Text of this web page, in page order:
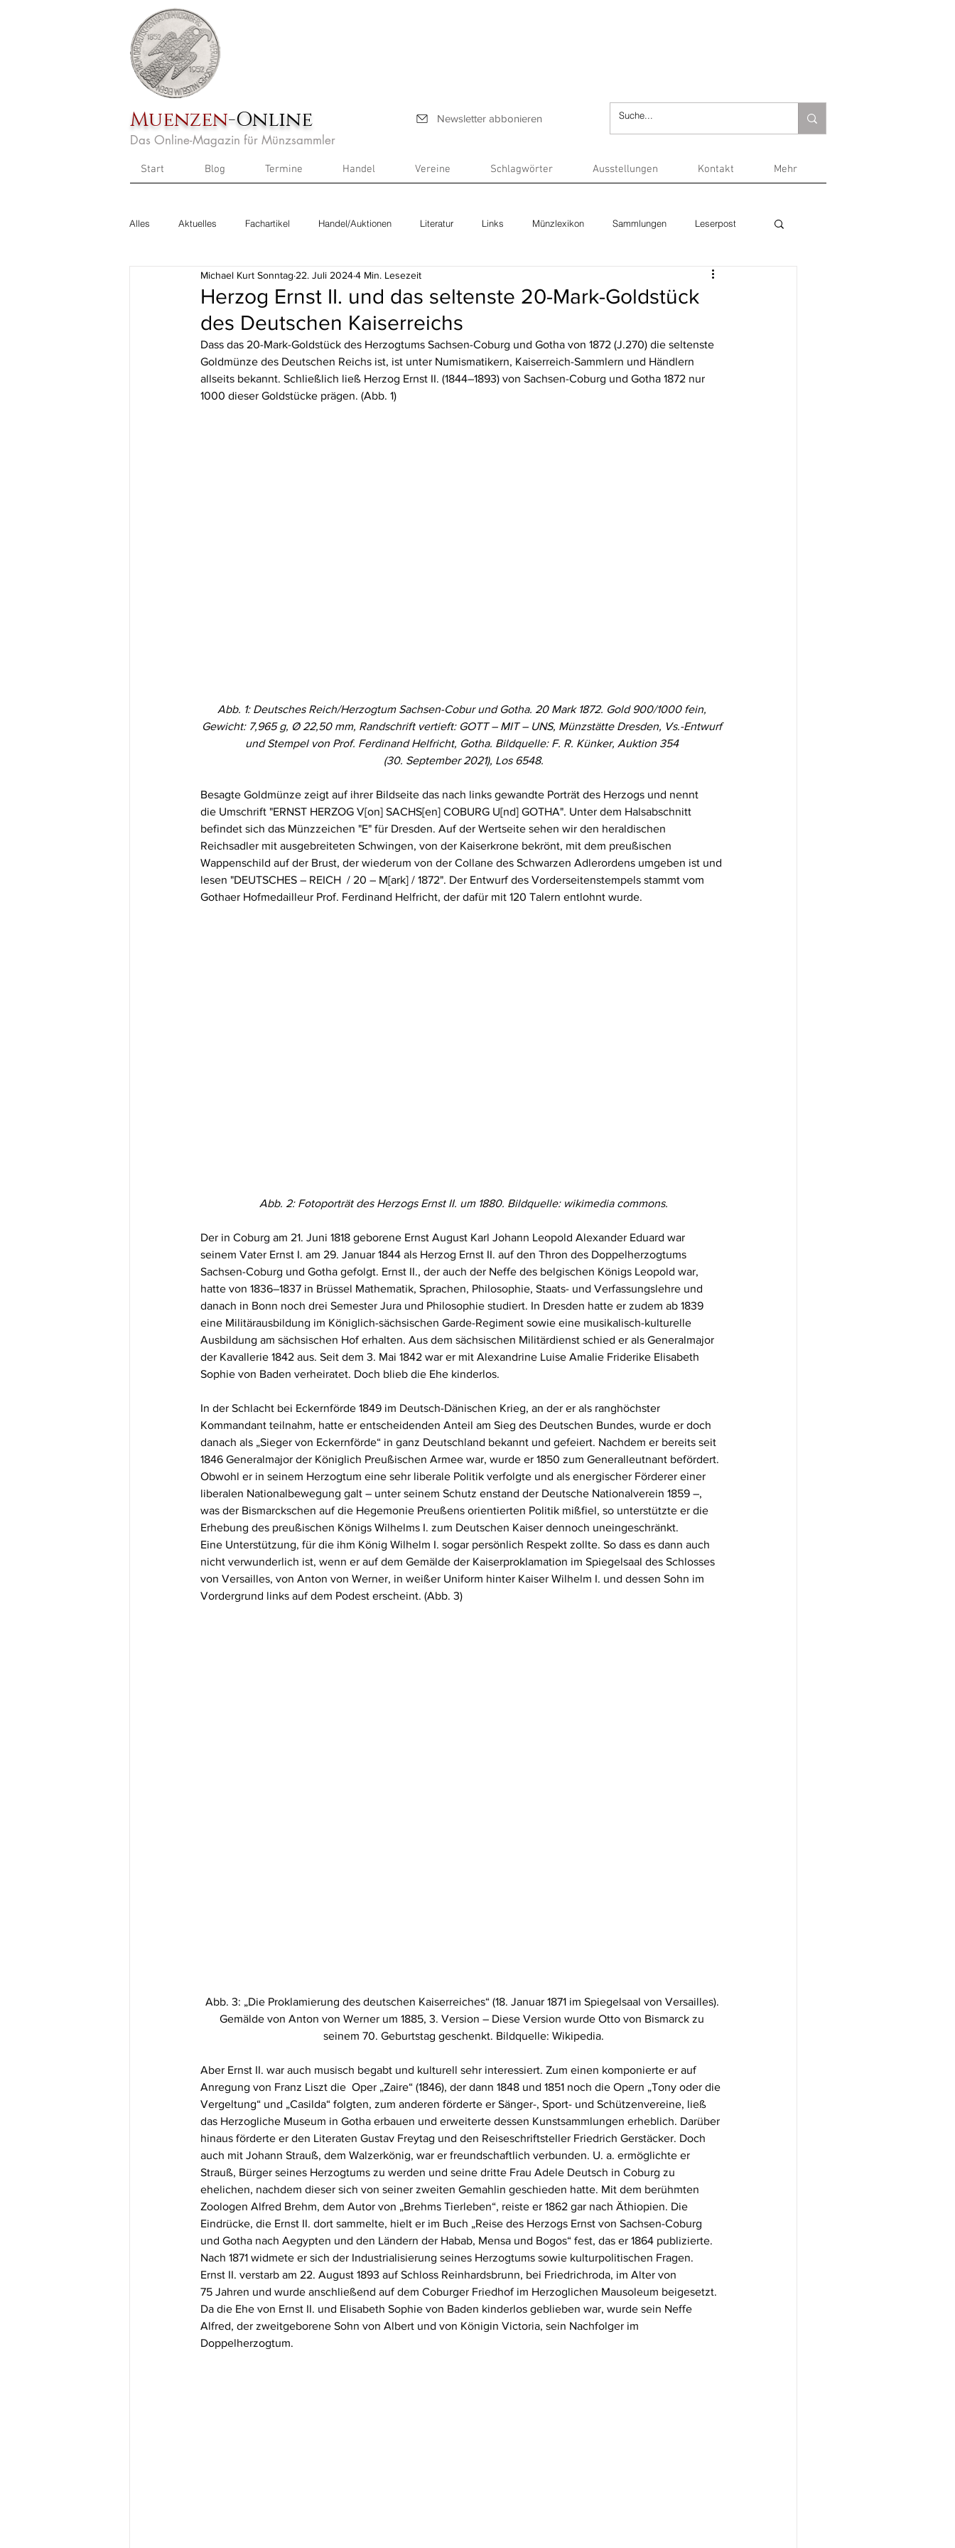
Muenzen-Online Newsletter abbonieren
Das Online-Magazin für Münzsammler
Start Blog Termine Handel Vereine Schlagwörter Ausstellungen Kontakt Mehr
Alles Aktuelles Fachartikel Handel/Auktionen Literatur Links Münzlexikon Sammlungen Leserpost
Herzog Ernst II. und das seltenste 20-Mark-Goldstück
des Deutschen Kaiserreichs
Michael Kurt Sonntag 22. Juli 20244 Min. Lesezeit
Dass das 20-Mark-Goldstück des Herzogtums Sachsen-Coburg und Gotha von 1872 (J.270) die seltenste
Goldmünze des Deutschen Reichs ist, ist unter Numismatikern, Kaiserreich-Sammlern und Händlern
allseits bekannt. Schließlich ließ Herzog Ernst II. (1844–1893) von Sachsen-Coburg und Gotha 1872 nur
1000 dieser Goldstücke prägen. (Abb. 1)
Abb. 1: Deutsches Reich/Herzogtum Sachsen-Cobur und Gotha. 20 Mark 1872. Gold 900/1000 fein,
Gewicht: 7,965 g, Ø 22,50 mm, Randschrift vertieft: GOTT – MIT – UNS, Münzstätte Dresden, Vs.-Entwurf
und Stempel von Prof. Ferdinand Helfricht, Gotha. Bildquelle: F. R. Künker, Auktion 354
(30. September 2021), Los 6548.
Besagte Goldmünze zeigt auf ihrer Bildseite das nach links gewandte Porträt des Herzogs und nennt
die Umschrift "ERNST HERZOG V[on] SACHS[en] COBURG U[nd] GOTHA". Unter dem Halsabschnitt
befindet sich das Münzzeichen "E" für Dresden. Auf der Wertseite sehen wir den heraldischen
Reichsadler mit ausgebreiteten Schwingen, von der Kaiserkrone bekrönt, mit dem preußischen
Wappenschild auf der Brust, der wiederum von der Collane des Schwarzen Adlerordens umgeben ist und
lesen "DEUTSCHES – REICH  / 20 – M[ark] / 1872". Der Entwurf des Vorderseitenstempels stammt vom
Gothaer Hofmedailleur Prof. Ferdinand Helfricht, der dafür mit 120 Talern entlohnt wurde.
Abb. 2: Fotoporträt des Herzogs Ernst II. um 1880. Bildquelle: wikimedia commons.
Der in Coburg am 21. Juni 1818 geborene Ernst August Karl Johann Leopold Alexander Eduard war
seinem Vater Ernst I. am 29. Januar 1844 als Herzog Ernst II. auf den Thron des Doppelherzogtums
Sachsen-Coburg und Gotha gefolgt. Ernst II., der auch der Neffe des belgischen Königs Leopold war,
hatte von 1836–1837 in Brüssel Mathematik, Sprachen, Philosophie, Staats- und Verfassungslehre und
danach in Bonn noch drei Semester Jura und Philosophie studiert. In Dresden hatte er zudem ab 1839
eine Militärausbildung im Königlich-sächsischen Garde-Regiment sowie eine musikalisch-kulturelle
Ausbildung am sächsischen Hof erhalten. Aus dem sächsischen Militärdienst schied er als Generalmajor
der Kavallerie 1842 aus. Seit dem 3. Mai 1842 war er mit Alexandrine Luise Amalie Friderike Elisabeth
Sophie von Baden verheiratet. Doch blieb die Ehe kinderlos.
In der Schlacht bei Eckernförde 1849 im Deutsch-Dänischen Krieg, an der er als ranghöchster
Kommandant teilnahm, hatte er entscheidenden Anteil am Sieg des Deutschen Bundes, wurde er doch
danach als „Sieger von Eckernförde“ in ganz Deutschland bekannt und gefeiert. Nachdem er bereits seit
1846 Generalmajor der Königlich Preußischen Armee war, wurde er 1850 zum Generalleutnant befördert.
Obwohl er in seinem Herzogtum eine sehr liberale Politik verfolgte und als energischer Förderer einer
liberalen Nationalbewegung galt – unter seinem Schutz enstand der Deutsche Nationalverein 1859 –,
was der Bismarckschen auf die Hegemonie Preußens orientierten Politik mißfiel, so unterstützte er die
Erhebung des preußischen Königs Wilhelms I. zum Deutschen Kaiser dennoch uneingeschränkt.
Eine Unterstützung, für die ihm König Wilhelm I. sogar persönlich Respekt zollte. So dass es dann auch
nicht verwunderlich ist, wenn er auf dem Gemälde der Kaiserproklamation im Spiegelsaal des Schlosses
von Versailles, von Anton von Werner, in weißer Uniform hinter Kaiser Wilhelm I. und dessen Sohn im
Vordergrund links auf dem Podest erscheint. (Abb. 3)
Abb. 3: „Die Proklamierung des deutschen Kaiserreiches“ (18. Januar 1871 im Spiegelsaal von Versailles).
Gemälde von Anton von Werner um 1885, 3. Version – Diese Version wurde Otto von Bismarck zu
seinem 70. Geburtstag geschenkt. Bildquelle: Wikipedia.
Aber Ernst II. war auch musisch begabt und kulturell sehr interessiert. Zum einen komponierte er auf
Anregung von Franz Liszt die  Oper „Zaire“ (1846), der dann 1848 und 1851 noch die Opern „Tony oder die
Vergeltung“ und „Casilda“ folgten, zum anderen förderte er Sänger-, Sport- und Schützenvereine, ließ
das Herzogliche Museum in Gotha erbauen und erweiterte dessen Kunstsammlungen erheblich. Darüber
hinaus förderte er den Literaten Gustav Freytag und den Reiseschriftsteller Friedrich Gerstäcker. Doch
auch mit Johann Strauß, dem Walzerkönig, war er freundschaftlich verbunden. U. a. ermöglichte er
Strauß, Bürger seines Herzogtums zu werden und seine dritte Frau Adele Deutsch in Coburg zu
ehelichen, nachdem dieser sich von seiner zweiten Gemahlin geschieden hatte. Mit dem berühmten
Zoologen Alfred Brehm, dem Autor von „Brehms Tierleben“, reiste er 1862 gar nach Äthiopien. Die
Eindrücke, die Ernst II. dort sammelte, hielt er im Buch „Reise des Herzogs Ernst von Sachsen-Coburg
und Gotha nach Aegypten und den Ländern der Habab, Mensa und Bogos“ fest, das er 1864 publizierte.
Nach 1871 widmete er sich der Industrialisierung seines Herzogtums sowie kulturpolitischen Fragen.
Ernst II. verstarb am 22. August 1893 auf Schloss Reinhardsbrunn, bei Friedrichroda, im Alter von
75 Jahren und wurde anschließend auf dem Coburger Friedhof im Herzoglichen Mausoleum beigesetzt.
Da die Ehe von Ernst II. und Elisabeth Sophie von Baden kinderlos geblieben war, wurde sein Neffe
Alfred, der zweitgeborene Sohn von Albert und von Königin Victoria, sein Nachfolger im
Doppelherzogtum.